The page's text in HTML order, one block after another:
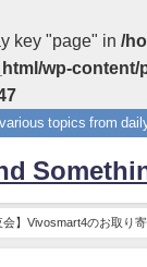
key "page" in /
wp-content/
topics from
会】Vivosmart4のお取り